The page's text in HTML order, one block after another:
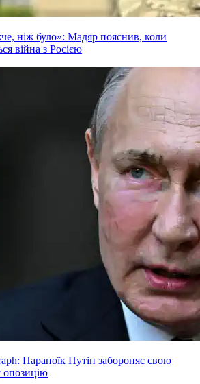
ніж було»: Мадяр пояснив, коли
війна з Росією
Параноїк Путін забороняє свою